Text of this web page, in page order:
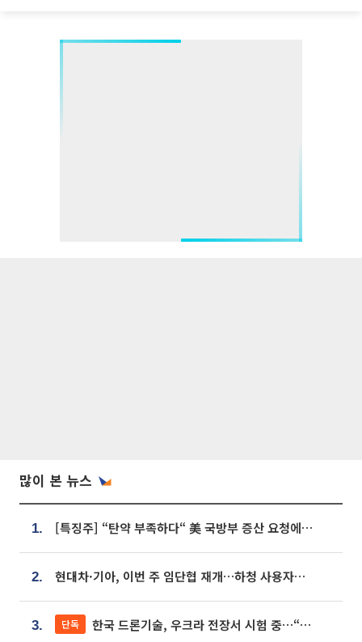
많이 본 뉴스
1. [특징주] “탄약 부족하다“ 美 국방부 증산 요청에⋯국내 방산주 급등세
2. 현대차·기아, 이번 주 임단협 재개…하청 사용자성 재심도 ‘변수’
3. 단독 한국 드론기술, 우크라 전장서 시험 중…“스타트업 여러 곳 참여”